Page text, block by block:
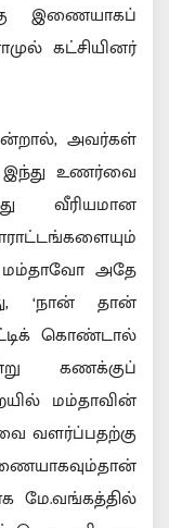
இணையாகப்
கட்சியினர்
அவர்கள்
இந்து உணர்வை
வீரியமான
மம்தாவோ அதே
‘நான் தான்
கொண்டால்
கணக்குப்
மம்தாவின்
வளர்ப்பதற்கு
மே.வங்கத்தில்